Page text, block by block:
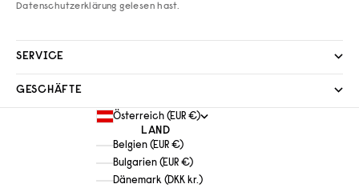
Datenschutzerklärung gelesen hast.
SERVICE
GESCHÄFTE
Österreich (EUR €)
LAND
Belgien (EUR €)
Bulgarien (EUR €)
Dänemark (DKK kr.)